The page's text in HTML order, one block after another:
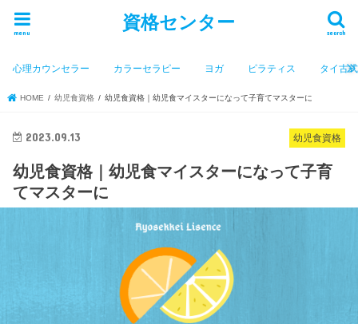
資格センター search
menu
心理カウンセラー カラーセラピー ヨガ ピラティス タイ古
HOME 幼児食資格 幼児食資格｜幼児食マイスターになって子育てマスターに
幼児食資格
2023.09.13
幼児食資格｜幼児食マイスターになって子育
てマスターに